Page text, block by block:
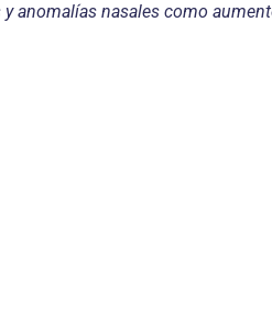
anomalías nasales como